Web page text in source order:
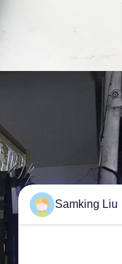
Samking Liu